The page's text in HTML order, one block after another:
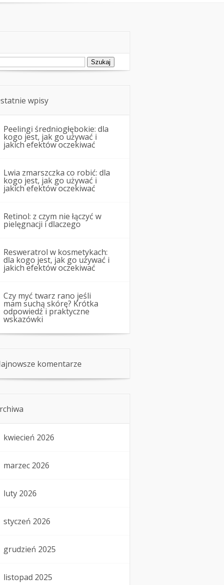
wpisy
Peelingi średniogłębokie: dla
kogo jest, jak go używać i
jakich efektów oczekiwać
Lwia zmarszczka co robić: dla
kogo jest, jak go używać i
jakich efektów oczekiwać
Retinol: z czym nie łączyć w
pielęgnacji i dlaczego
Resweratrol w kosmetykach:
dla kogo jest, jak go używać i
jakich efektów oczekiwać
Czy myć twarz rano jeśli
mam suchą skórę? Krótka
odpowiedź i praktyczne
wskazówki
komentarze
kwiecień 2026
marzec 2026
luty 2026
styczeń 2026
grudzień 2025
listopad 2025